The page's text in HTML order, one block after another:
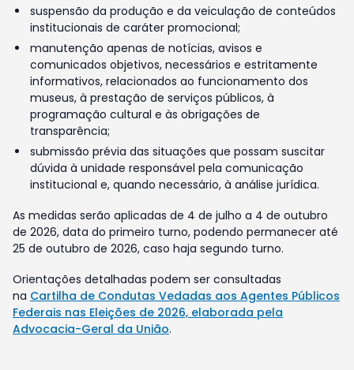
suspensão da produção e da veiculação de conteúdos
institucionais de caráter promocional;
manutenção apenas de notícias, avisos e
comunicados objetivos, necessários e estritamente
informativos, relacionados ao funcionamento dos
museus, à prestação de serviços públicos, à
programação cultural e às obrigações de
transparência;
submissão prévia das situações que possam suscitar
dúvida à unidade responsável pela comunicação
institucional e, quando necessário, à análise jurídica.
As medidas serão aplicadas de 4 de julho a 4 de outubro
de 2026, data do primeiro turno, podendo permanecer até
25 de outubro de 2026, caso haja segundo turno.
Orientações detalhadas podem ser consultadas
na Cartilha de Condutas Vedadas aos Agentes Públicos
Federais nas Eleições de 2026, elaborada pela
Advocacia-Geral da União.